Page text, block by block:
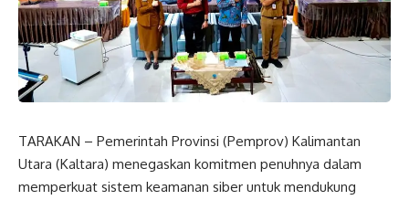
TARAKAN – Pemerintah Provinsi (Pemprov) Kalimantan
Utara (Kaltara) menegaskan komitmen penuhnya dalam
memperkuat sistem keamanan siber untuk mendukung